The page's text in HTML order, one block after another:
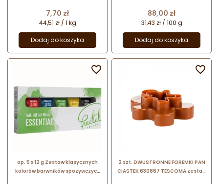
Cena
7,70 zł
44,51 zł / 1 kg
Dodaj do koszyka
Cena
88,00 zł
31,43 zł / 100 g
Dodaj do koszyka
op. 5 x 12 g Zestaw klasycznych
kolorów barwników spożywczych

2 szt. DWUSTRONNE FOREMKI PAN
CIASTEK 630867 TESCOMA zestaw
